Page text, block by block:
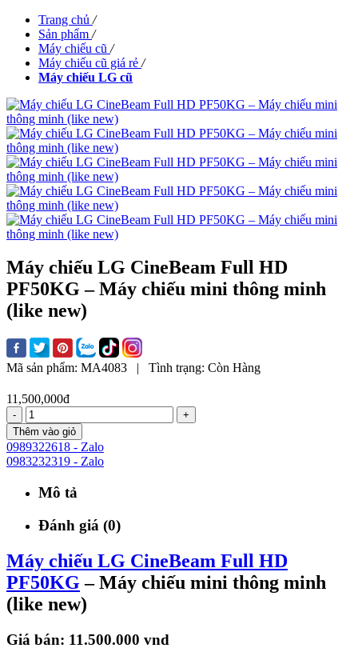
Trang chủ /
Sản phẩm /
Máy chiếu cũ /
Máy chiếu cũ giá rẻ /
Máy chiếu LG cũ
Máy chiếu LG CineBeam Full HD
PF50KG – Máy chiếu mini thông minh
(like new)
Mã sản phẩm: MA4083 | Tình trạng: Còn Hàng
11,500,000đ
-
+
Thêm vào giỏ
0989322618 - Zalo
0983232319 - Zalo
Mô tả
Đánh giá (0)
Máy chiếu LG CineBeam Full HD
PF50KG – Máy chiếu mini thông minh
(like new)
Giá bán: 11.500.000 vnd